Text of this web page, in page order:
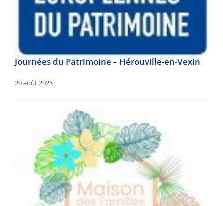
Journées du Patrimoine – Hérouville-en-Vexin
20 août 2025